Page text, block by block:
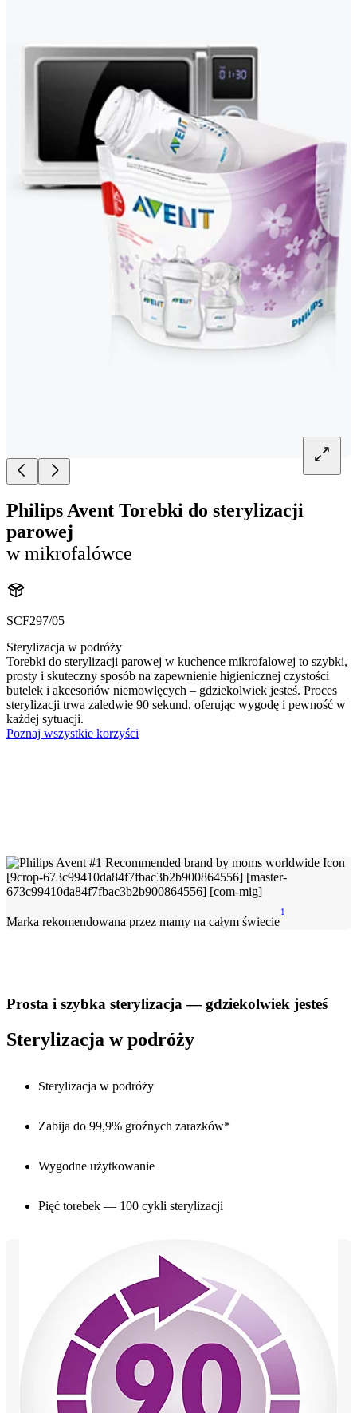
Philips Avent Torebki do sterylizacji
parowej
w mikrofalówce
SCF297/05
Sterylizacja w podróży
Torebki do sterylizacji parowej w kuchence mikrofalowej to szybki,
prosty i skuteczny sposób na zapewnienie higienicznej czystości
butelek i akcesoriów niemowlęcych – gdziekolwiek jesteś. Proces
sterylizacji trwa zaledwie 90 sekund, oferując wygodę i pewność w
każdej sytuacji.
Poznaj wszystkie korzyści
Marka rekomendowana przez mamy na całym świecie
1
Prosta i szybka sterylizacja — gdziekolwiek jesteś
Sterylizacja w podróży
Sterylizacja w podróży
Zabija do 99,9% groźnych zarazków*
Wygodne użytkowanie
Pięć torebek — 100 cykli sterylizacji